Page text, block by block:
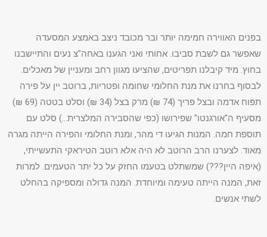
בפנים האווירה חמימה יותר ובר מכובד ניצב באמצע המסעדה
שאפשר גם לשבת סביבו. אחותי ואני הגענו באחה"צ נעים והתיישבנו
בחוץ. מיד קיבלנו תפריטים, שהציעו מגוון רחב ומעניין של מאכלים.
לבסוף בחרנו את מנת החלומי שחומה ופטריות, ברוטב יין על פירה
תפוח אדמה ובצל פריך (74 ₪) מרק בצל (34 ₪) וסלט בטטה (69 ₪)
מסעיף ה"אורגנטו" שפירושו (כפי שהסבירה המלצרית…) סלט עם
תוספת חמה. המנות הגיעו די מהר, ומנת החלומי והפירה הייתה מגרה
מאוד. לצערנו הרב הרוטב לא היה אלא רוטב הטיראקי התעשייתי,
(איפה היין???) שמשתלט בטעמו החזק על כל יתר הטעמים. למרות
זאת, המנה הייתה טעימה ומיוחדת. המנה גדולה ומספיקה בהחלט
לשתי אנשים.